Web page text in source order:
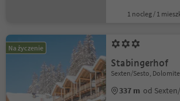
1 nocleg / 1
Na życzenie
Stabingerhof
Sexten/Sesto,
337 m od